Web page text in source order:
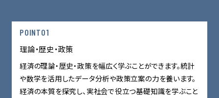
POINT01
理論・歴史・政策
経済の理論・歴史・政策を幅広く学ぶことができます。統計
や数学を活用したデータ分析や政策立案の力を養います。
経済の本質を探究し、実社会で役立つ基礎知識を学ぶこと